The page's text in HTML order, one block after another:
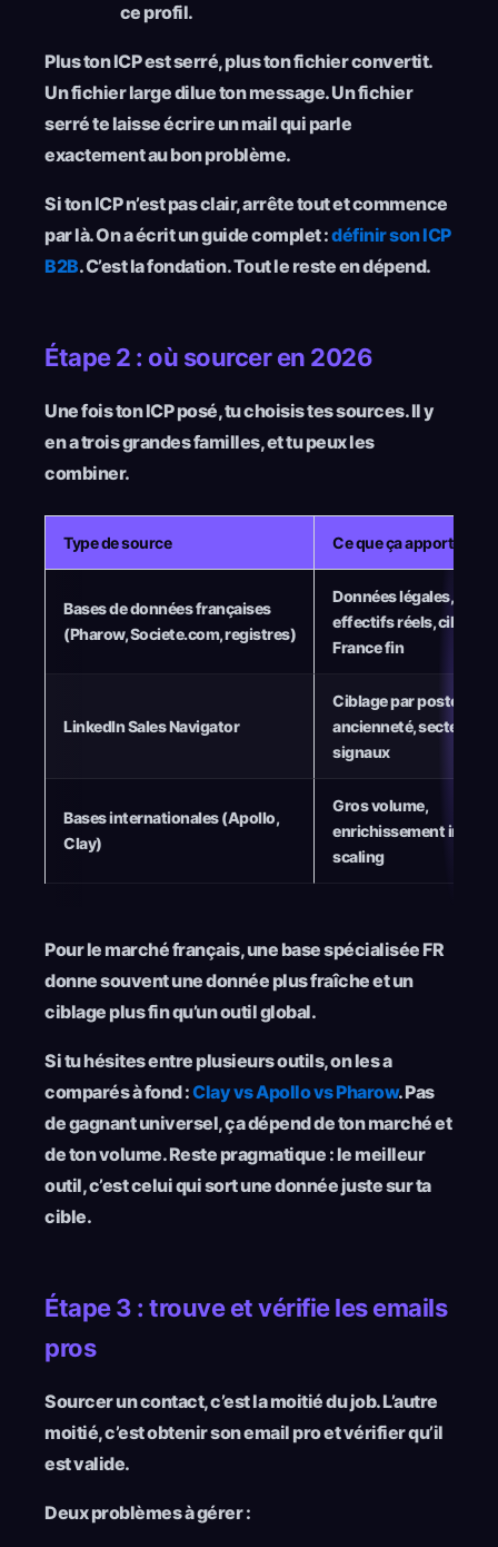
ce profil.
Plus ton ICP est serré, plus ton fichier convertit.
Un fichier large dilue ton message. Un fichier
serré te laisse écrire un mail qui parle
exactement au bon problème.
Si ton ICP n’est pas clair, arrête tout et commence
par là. On a écrit un guide complet :définir son ICP
B2B. C’est la fondation. Tout le reste en dépend.
Étape 2 : où sourcer en 2026
Une fois ton ICP posé, tu choisis tes sources. Il y
en a trois grandes familles, et tu peux les
combiner.
Type de source Ce que ça apporte
Bases de données françaises
(Pharow, Societe.com, registres)
Données légales,
effectifs réels, ciblage
France fin
LinkedIn Sales Navigator
Ciblage par poste,
ancienneté, secteur,
signaux
Bases internationales (Apollo,
Clay)
Gros volume,
enrichissement
scaling
Pour le marché français, une base spécialisée FR
donne souvent une donnée plus fraîche et un
ciblage plus fin qu’un outil global.
Si tu hésites entre plusieurs outils, on les a
comparés à fond :Clay vs Apollo vs Pharow. Pas
de gagnant universel, ça dépend de ton marché et
de ton volume. Reste pragmatique : le meilleur
outil, c’est celui qui sort une donnée juste sur ta
cible.
Étape 3 : trouve et vérifie les emails
pros
Sourcer un contact, c’est la moitié du job. L’autre
moitié, c’est obtenir son email pro et vérifier qu’il
est valide.
Deux problèmes à gérer :